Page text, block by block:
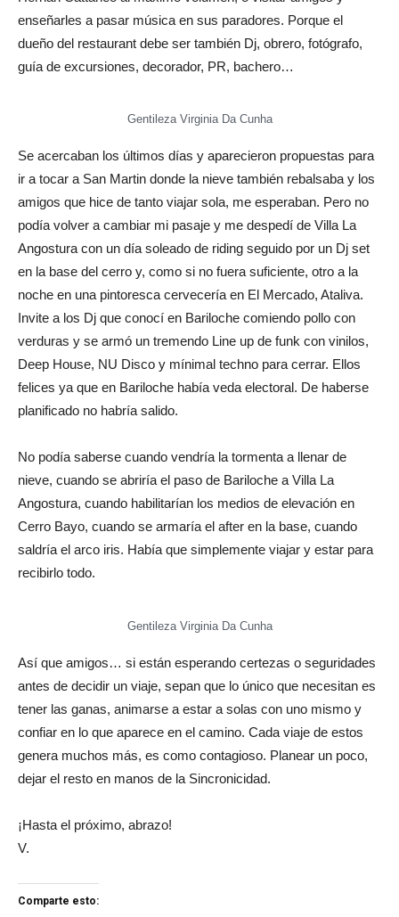
enseñarles a pasar música en sus paradores. Porque el
dueño del restaurant debe ser también Dj, obrero, fotógrafo,
guía de excursiones, decorador, PR, bachero…
Gentileza Virginia Da Cunha
Se acercaban los últimos días y aparecieron propuestas para
ir a tocar a San Martin donde la nieve también rebalsaba y los
amigos que hice de tanto viajar sola, me esperaban. Pero no
podía volver a cambiar mi pasaje y me despedí de Villa La
Angostura con un día soleado de riding seguido por un Dj set
en la base del cerro y, como si no fuera suficiente, otro a la
noche en una pintoresca cervecería en El Mercado, Ataliva.
Invite a los Dj que conocí en Bariloche comiendo pollo con
verduras y se armó un tremendo Line up de funk con vinilos,
Deep House, NU Disco y mínimal techno para cerrar. Ellos
felices ya que en Bariloche había veda electoral. De haberse
planificado no habría salido.
No podía saberse cuando vendría la tormenta a llenar de
nieve, cuando se abriría el paso de Bariloche a Villa La
Angostura, cuando habilitarían los medios de elevación en
Cerro Bayo, cuando se armaría el after en la base, cuando
saldría el arco iris. Había que simplemente viajar y estar para
recibirlo todo.
Gentileza Virginia Da Cunha
Así que amigos… si están esperando certezas o seguridades
antes de decidir un viaje, sepan que lo único que necesitan es
tener las ganas, animarse a estar a solas con uno mismo y
confiar en lo que aparece en el camino. Cada viaje de estos
genera muchos más, es como contagioso. Planear un poco,
dejar el resto en manos de la Sincronicidad.
¡Hasta el próximo, abrazo!
V.
Comparte esto: